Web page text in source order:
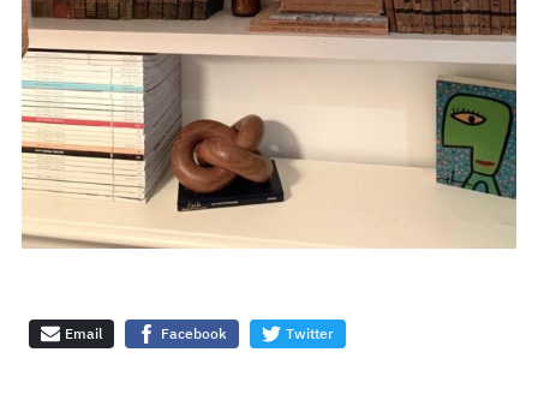
Email Facebook Twitter